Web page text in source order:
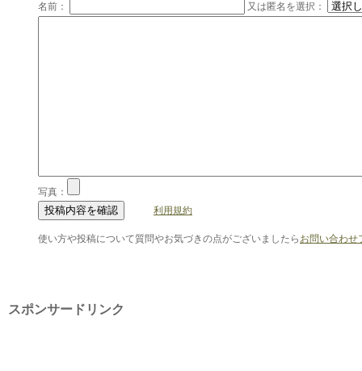
名前： 又は匿名を選択：
写真：
利用規約
使い方や投稿について質問やお気づきの点がございましたら お問い合わせ
スポンサードリンク